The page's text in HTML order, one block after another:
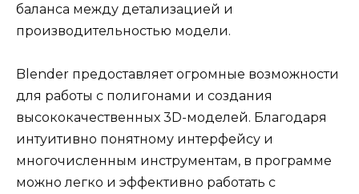
баланса между детализацией и
производительностью модели.
Blender предоставляет огромные возможности
для работы с полигонами и создания
высококачественных 3D-моделей. Благодаря
интуитивно понятному интерфейсу и
многочисленным инструментам, в программе
можно легко и эффективно работать с